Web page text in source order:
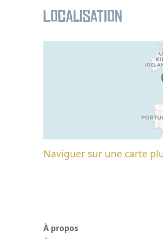
Localisation
Naviguer sur une carte
À propos